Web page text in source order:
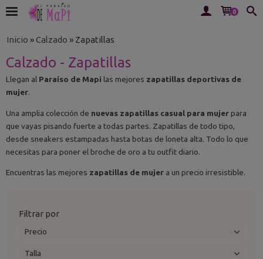
0
Inicio » Calzado » Zapatillas
Calzado - Zapatillas
Llegan al Paraíso de Mapi las mejores zapatillas deportivas de
mujer.
Una amplia colección de nuevas zapatillas casual para mujer para
que vayas pisando fuerte a todas partes. Zapatillas de todo tipo,
desde sneakers estampadas hasta botas de loneta alta. Todo lo que
necesitas para poner el broche de oro a tu outfit diario.
Encuentras las mejores zapatillas de mujer a un precio irresistible.
Filtrar por
Precio
Talla